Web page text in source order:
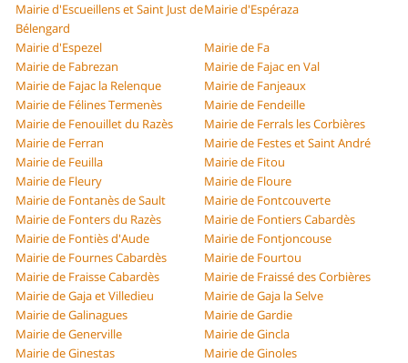
Mairie d'Escueillens et Saint Just de
Bélengard
Mairie d'Espéraza
Mairie d'Espezel
Mairie de Fa
Mairie de Fabrezan
Mairie de Fajac en Val
Mairie de Fajac la Relenque
Mairie de Fanjeaux
Mairie de Félines Termenès
Mairie de Fendeille
Mairie de Fenouillet du Razès
Mairie de Ferrals les Corbières
Mairie de Ferran
Mairie de Festes et Saint André
Mairie de Feuilla
Mairie de Fitou
Mairie de Fleury
Mairie de Floure
Mairie de Fontanès de Sault
Mairie de Fontcouverte
Mairie de Fonters du Razès
Mairie de Fontiers Cabardès
Mairie de Fontiès d'Aude
Mairie de Fontjoncouse
Mairie de Fournes Cabardès
Mairie de Fourtou
Mairie de Fraisse Cabardès
Mairie de Fraissé des Corbières
Mairie de Gaja et Villedieu
Mairie de Gaja la Selve
Mairie de Galinagues
Mairie de Gardie
Mairie de Generville
Mairie de Gincla
Mairie de Ginestas
Mairie de Ginoles